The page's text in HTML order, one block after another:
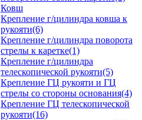
Ковш
Крепление г/цилиндра ковша к
рукояти(6)
Крепление г/цилиндра поворота
стрелы к каретке(1)
Крепление г/цилиндра
телескопической рукояти(5)
Крепление ГЦ рукояти и ГЦ
стрелы со стороны основания(4)
Крепление ГЦ телескопической
рукояти(16)